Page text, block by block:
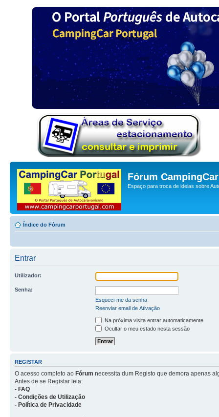
Fórum
Espaço para troca de ideias sobre
Índice do Fórum
Entrar
Utilizador:
Senha:
Esqueci-me da senha
Reenviar email de Ativação
Na próxima visita entrar automaticamente
Ocultar o meu estado nesta sessão
REGISTAR
O acesso completo ao Fórum necessita dum Registo que demora apenas
Antes de se Registar leia:
- FAQ
- Condições de Utilização
- Política de Privacidade